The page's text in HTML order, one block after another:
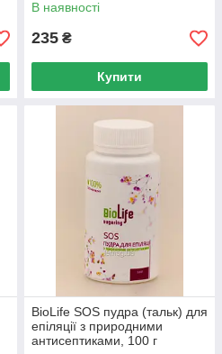
В наявності
235 ₴
Купити
BioLife SOS пудра (тальк) для
епіляції з природними
антисептиками, 100 г